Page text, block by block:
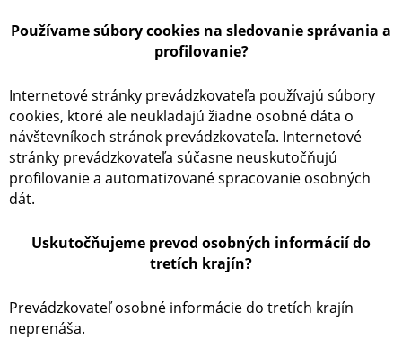
Používame súbory cookies na sledovanie správania a
profilovanie?
Internetové stránky prevádzkovateľa používajú súbory
cookies, ktoré ale neukladajú žiadne osobné dáta o
návštevníkoch stránok prevádzkovateľa. Internetové
stránky prevádzkovateľa súčasne neuskutočňujú
profilovanie a automatizované spracovanie osobných
dát.
Uskutočňujeme prevod osobných informácií do
tretích krajín?
Prevádzkovateľ osobné informácie do tretích krajín
neprenáša.